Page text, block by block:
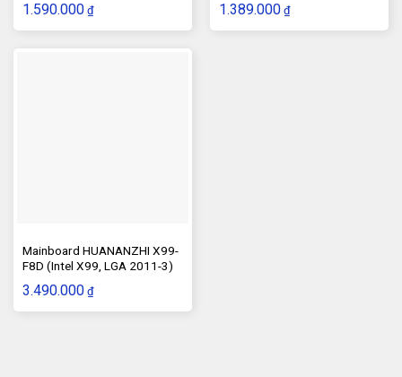
1.590.000 ₫ 1.389.000 ₫
Mainboard HUANANZHI X99-
F8D (Intel X99, LGA 2011-3)
3.490.000 ₫